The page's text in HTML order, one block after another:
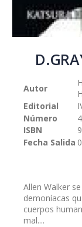
comienzo
imágenes
Autor
Editorial
Número
4
ISBN
Fecha Salida
Allen Walker
demoníacas
cuerpos
mal....